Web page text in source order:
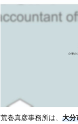
荒巻真彦事務所は、 大分